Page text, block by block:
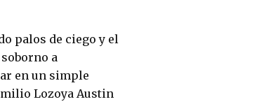
palos de ciego y el
a
en un simple
Lozoya Austin